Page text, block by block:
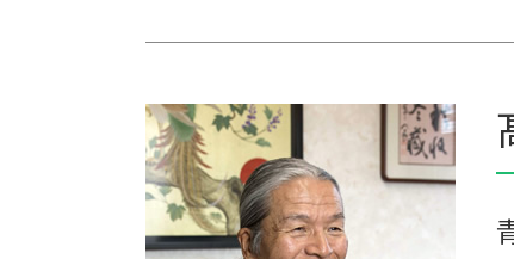
相続税 時効 タンス預金
相続税対策 マンション
相続税 贈与税
相続税 配偶者控除
保険 相続税対策
相続税 計算例
個人農業
農業 事業税
農業 青色申告決算書
農業 一人 経営
家族農業
農業 法人化
農業 個人経営